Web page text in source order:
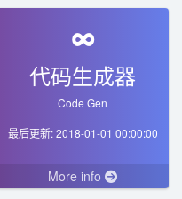
∞
代码生成器
Code Gen
最后更新: 2018-01-01 00:00:00
More info